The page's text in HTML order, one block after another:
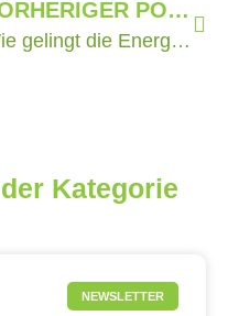
VORHERIGER POST
Wie gelingt die Energiewende?
Kategorie
NEWSLETTER